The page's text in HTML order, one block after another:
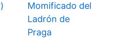
Momificado del
Ladrón de
Praga